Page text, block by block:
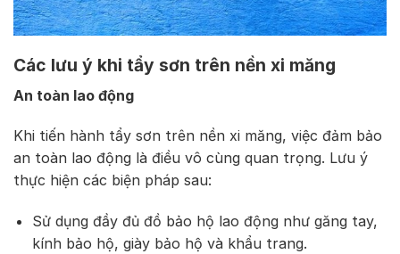
Các lưu ý khi tẩy sơn trên nền xi măng
An toàn lao động
Khi tiến hành tẩy sơn trên nền xi măng, việc đảm bảo
an toàn lao động là điều vô cùng quan trọng. Lưu ý
thực hiện các biện pháp sau:
Sử dụng đầy đủ đồ bảo hộ lao động như găng tay,
kính bảo hộ, giày bảo hộ và khẩu trang.